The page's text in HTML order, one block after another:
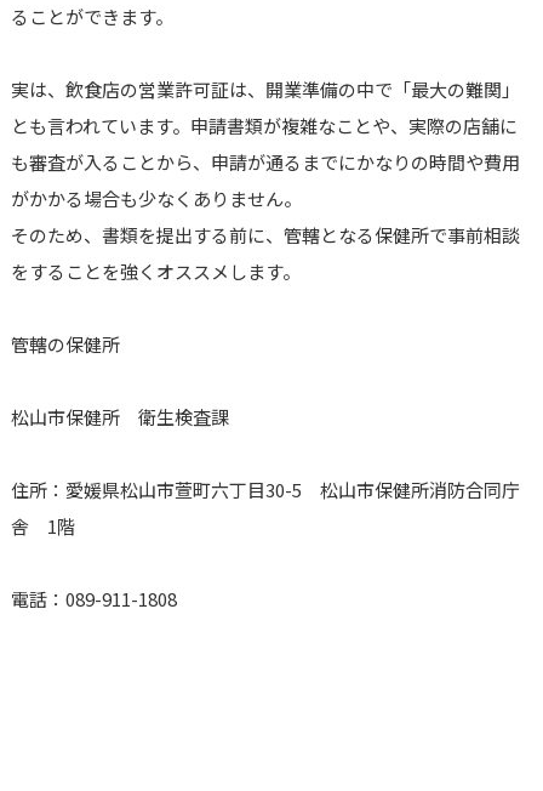
ることができます。
実は、飲食店の営業許可証は、開業準備の中で「最大の難関」
とも言われています。申請書類が複雑なことや、実際の店舗に
も審査が入ることから、申請が通るまでにかなりの時間や費用
がかかる場合も少なくありません。
そのため、書類を提出する前に、管轄となる保健所で事前相談
をすることを強くオススメします。
管轄の保健所
松山市保健所 衛生検査課
住所：愛媛県松山市萱町六丁目30-5 松山市保健所消防合同庁
舎 1階
電話：089-911-1808